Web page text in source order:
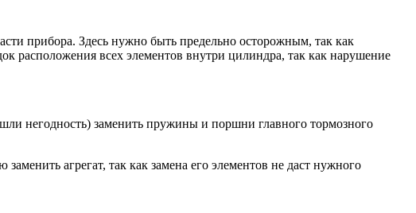
прибора. Здесь нужно быть предельно осторожным, так как
расположения всех элементов внутри цилиндра, так как нарушение
негодность) заменить пружины и поршни главного тормозного
агрегат, так как замена его элементов не даст нужного